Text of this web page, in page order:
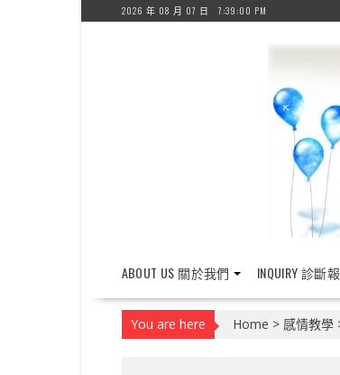
2026 年 08 月 07 日 7:39:00 PM
ABOUT US 關於我們 INQUIRY 診斷
You are here Home > 感情教學